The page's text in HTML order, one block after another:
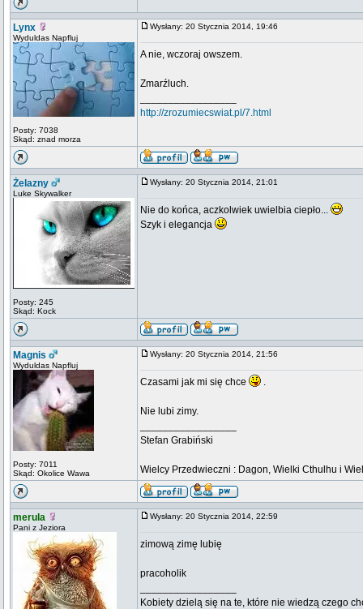
Lynx
Wyduldas Napfluj
Posty: 7038
Skąd: znad morza
Wysłany: 20 Stycznia 2014, 19:46
A nie, wczoraj owszem.
Zmarźluch.
http://zrozumiecswiat.pl/7.html
Żelazny
Luke Skywalker
Posty: 245
Skąd: Kock
Wysłany: 20 Stycznia 2014, 21:01
Nie do końca, aczkolwiek uwielbia ciepło...
Szyk i elegancja
Magnis
Wyduldas Napfluj
Posty: 7011
Skąd: Okolice Wawa
Wysłany: 20 Stycznia 2014, 21:56
Czasami jak mi się chce .
Nie lubi zimy.
Stefan Grabiński
Wielcy Przedwieczni : Dagon, Wielki Cthulhu i
merula
Pani z Jeziora
Wysłany: 20 Stycznia 2014, 22:59
zimową zimę lubię
pracoholik
Kobiety dzielą się na te, które nie wiedzą czego